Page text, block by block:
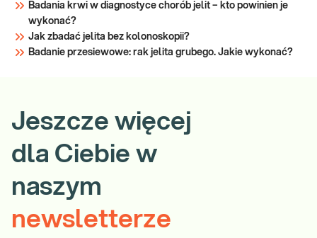
Badania krwi w diagnostyce chorób jelit – kto powinien je
wykonać?
Jak zbadać jelita bez kolonoskopii?
Badanie przesiewowe: rak jelita grubego. Jakie wykonać?
Jeszcze więcej
dla Ciebie w
naszym
newsletterze